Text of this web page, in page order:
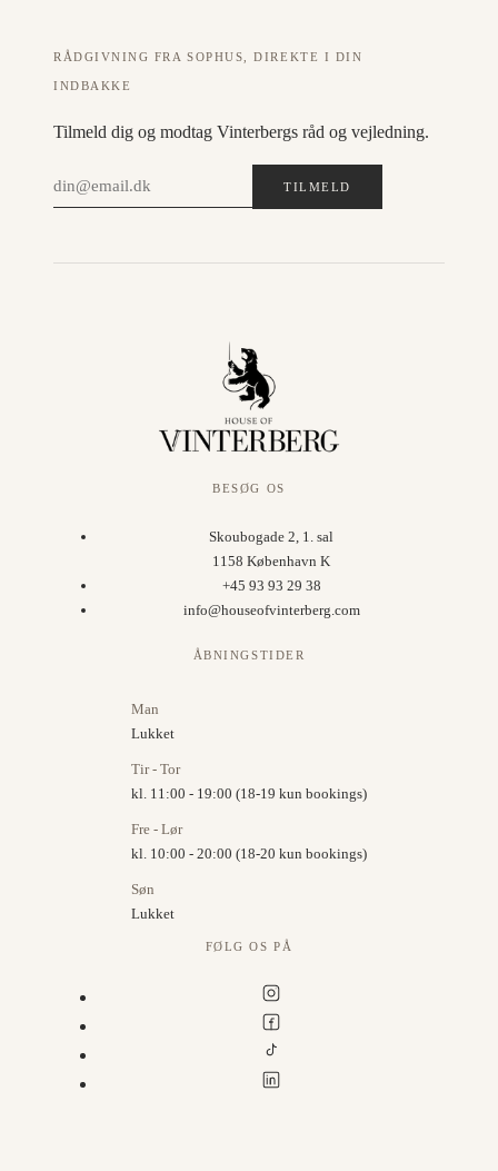
RÅDGIVNING FRA SOPHUS, DIREKTE I DIN
INDBAKKE
Tilmeld dig og modtag Vinterbergs råd og vejledning.
TILMELD
BESØG OS
Skoubogade 2, 1. sal
1158 København K
+45 93 93 29 38
info@houseofvinterberg.com
ÅBNINGSTIDER
Man
Lukket
Tir - Tor
kl. 11:00 - 19:00 (18-19 kun bookings)
Fre - Lør
kl. 10:00 - 20:00 (18-20 kun bookings)
Søn
Lukket
FØLG OS PÅ